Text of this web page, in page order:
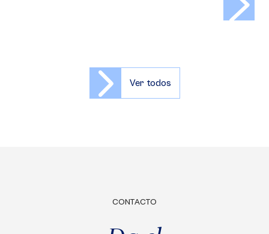
Ver todos
CONTACTO